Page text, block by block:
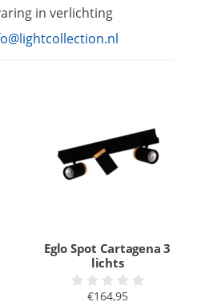
in verlichting
Eglo Spot Cartagena 3
lichts
€164,95